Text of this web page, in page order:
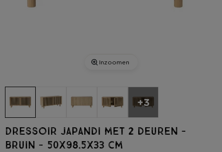
Inzoomen
+3
Dressoir Japandi met 2 deuren -
bruin - 50x98.5x33 cm